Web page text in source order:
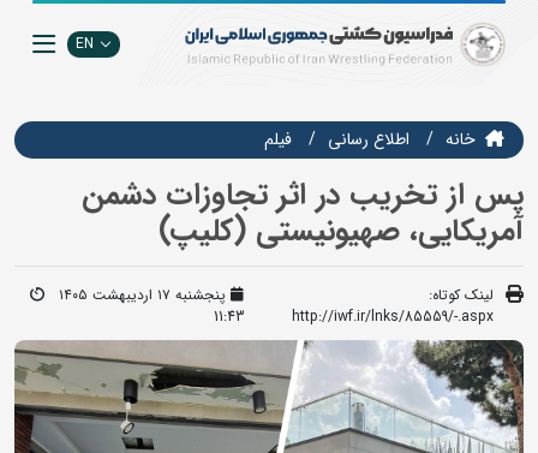
EN
خانه اطلاع رسانی فيلم
پس از تخریب در اثر تجاوزات دشمن
آمریکایی، صهیونیستی (کلیپ)
لینک کوتاه:
http://iwf.ir/lnks/85559/-.aspx
پنجشنبه ۱۷ اردیبهشت ۱۴۰۵
11:43